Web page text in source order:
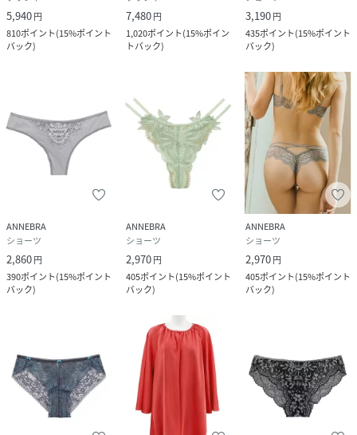
5,940円
810ポイント(15%ポイント
バック)
7,480円
1,020ポイント(15%ポイン
トバック)
3,190円
435ポイント(15%ポイント
バック)
ANNEBRA
ショーツ
2,860円
390ポイント(15%ポイント
バック)
ANNEBRA
ショーツ
2,970円
405ポイント(15%ポイント
バック)
ANNEBRA
ショーツ
2,970円
405ポイント(15%ポイント
バック)